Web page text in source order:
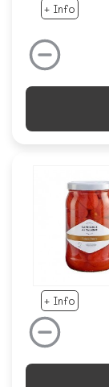
+ Info
+ Info